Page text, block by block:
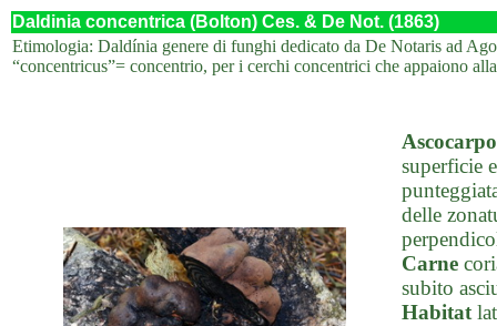
Daldinia concentrica (Bolton) Ces. & De Not. (1863)
Etimologia: Daldínia genere di funghi dedicato da De Notaris ad
“concentricus”= concentrio, per i cerchi concentrici che appaiono
Ascocarpo
superficie
delle
Carne
subito
Habitat